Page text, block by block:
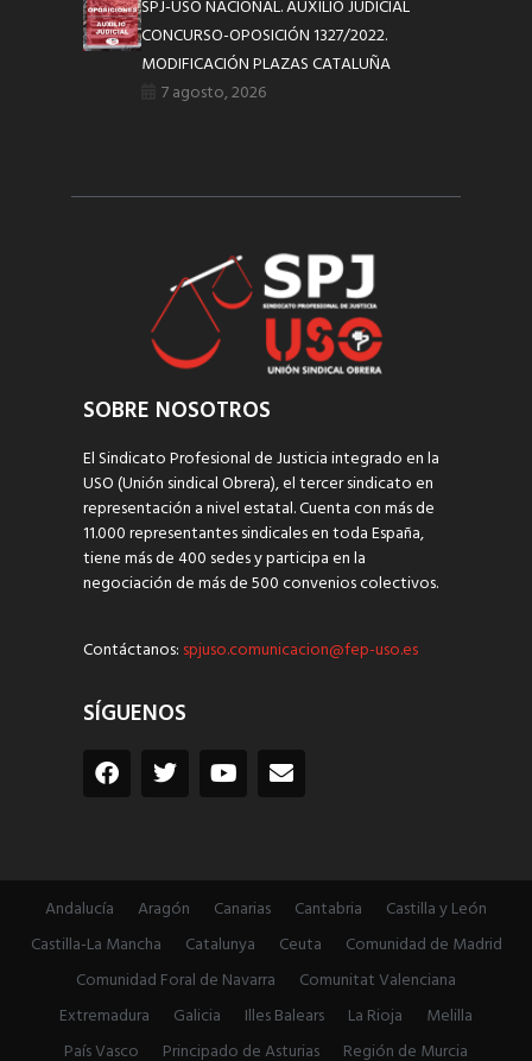
SPJ-USO NACIONAL. AUXILIO JUDICIAL
CONCURSO-OPOSICIÓN 1327/2022.
MODIFICACIÓN PLAZAS CATALUÑA
7 agosto, 2026
SOBRE NOSOTROS
El Sindicato Profesional de Justicia integrado en la
USO (Unión sindical Obrera), el tercer sindicato en
representación a nivel estatal. Cuenta con más de
11.000 representantes sindicales en toda España,
tiene más de 400 sedes y participa en la
negociación de más de 500 convenios colectivos.
Contáctanos: spjuso.comunicacion@fep-uso.es
SÍGUENOS
Andalucía Aragón Canarias Cantabria
Castilla y León
Castilla-La Mancha
Catalunya Ceuta
Comunidad de Madrid
Comunidad Foral de Navarra
Comunitat Valenciana
Extremadura
Galicia Illes Balears La Rioja
Melilla
País Vasco
Principado de Asturias Región de Murcia